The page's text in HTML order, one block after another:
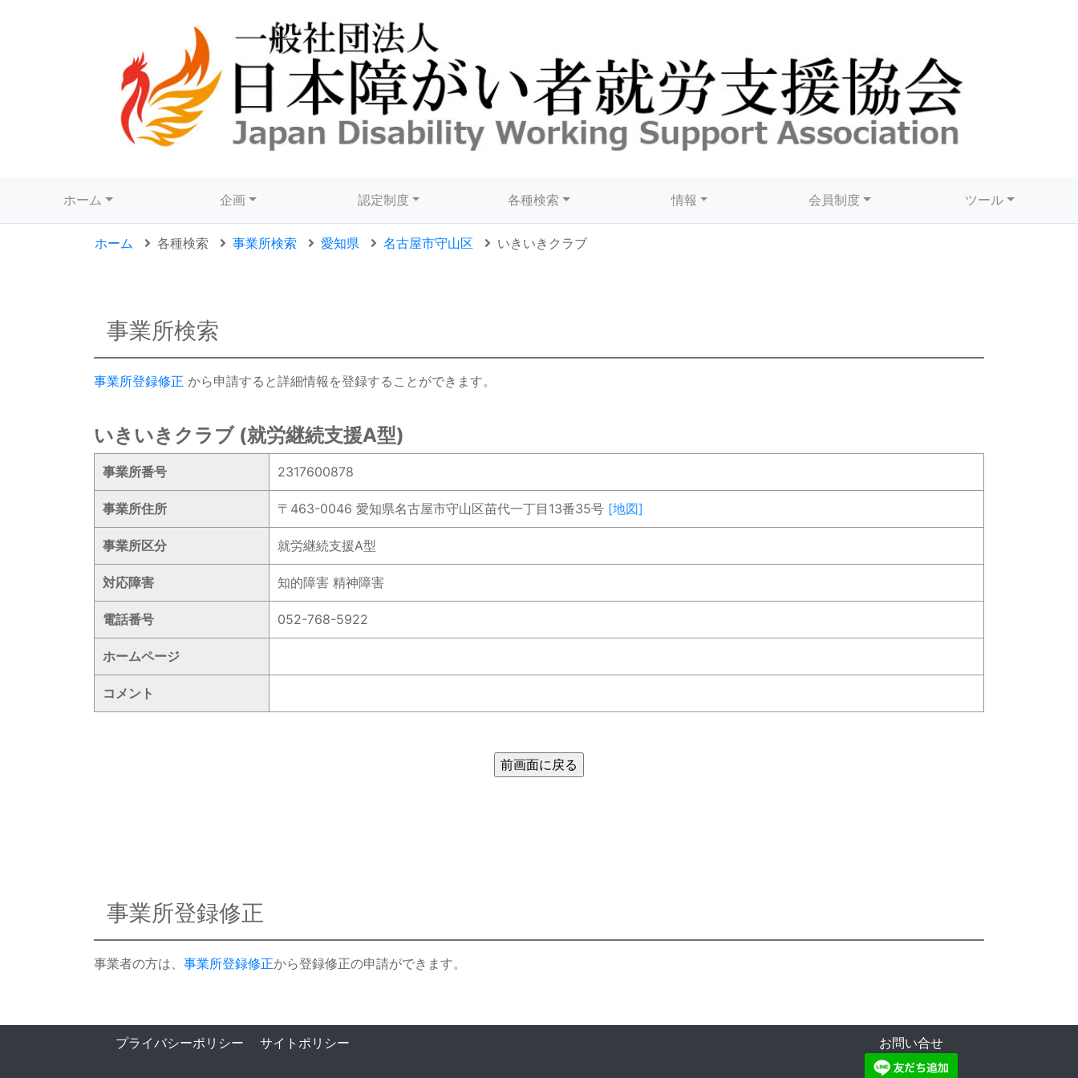
ホーム 企画 認定制度 各種検索 情報 会員制度 ツール
ホーム 各種検索 事業所検索 愛知県 名古屋市守山区 いきいきクラブ
事業所検索
事業所登録修正 から申請すると詳細情報を登録することができます。
いきいきクラブ (就労継続支援A型)
事業所番号 2317600878
事業所住所 〒463-0046 愛知県名古屋市守山区苗代一丁目13番35号 [地図]
事業所区分 就労継続支援A型
対応障害 知的障害 精神障害
電話番号 052-768-5922
ホームページ
コメント
事業所登録修正
事業者の方は、 事業所登録修正から登録修正の申請ができます。
プライバシーポリシー サイトポリシー お問い合せ